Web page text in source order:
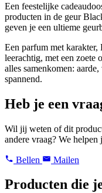
46
aantal
Een feestelijke
producten in de geur
geven je een ultieme
Een parfum met
leerachtig, met een zoete
alles samenkomen:
spannend.
Heb je een
Wil jij weten of dit
andere vraag? We
Bellen Mailen
Producten die